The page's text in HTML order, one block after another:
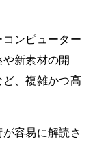
ンピューター
新素材の開
、複雑かつ高
容易に解読さ